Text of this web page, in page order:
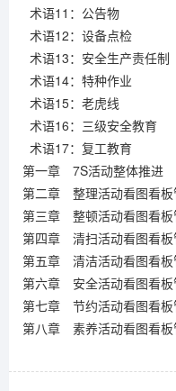
术语11：公告物
术语12：设备点检
术语13：安全生产责任制
术语14：特种作业
术语15：老虎线
术语16：三级安全教育
术语17：复工教育
第一章 7S活动整体推进
第二章 整理活动看图看板
第三章 整顿活动看图看板
第四章 清扫活动看图看板
第五章 清洁活动看图看板
第六章 安全活动看图看板
第七章 节约活动看图看板
第八章 素养活动看图看板